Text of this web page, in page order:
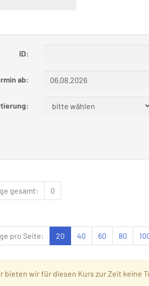
ID:
ab:
gesamt: 0
pro Seite: 20 40 60 80
bieten wir für diesen Kurs zur Zeit keine